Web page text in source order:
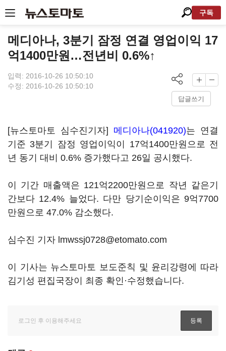
구독
메디아나, 3분기 잠정 연결 영업이익 17
억1400만원…전년비 0.6%↑
입력: 2016-10-26 10:50:10
수정: 2016-10-26 10:50:10
답글쓰기
[뉴스토마토 심수진기자] 메디아나(041920)는 연결
기준 3분기 잠정 영업이익이 17억1400만원으로 전
년 동기 대비 0.6% 증가했다고 26일 공시했다.
이 기간 매출액은 121억2200만원으로 작년 같은기
간보다 12.4% 늘었다. 다만 당기순이익은 9억7700
만원으로 47.0% 감소했다.
심수진 기자 lmwssj0728@etomato.com
이 기사는 뉴스토마토 보도준칙 및 윤리강령에 따라
김기성 편집국장이 최종 확인·수정했습니다.